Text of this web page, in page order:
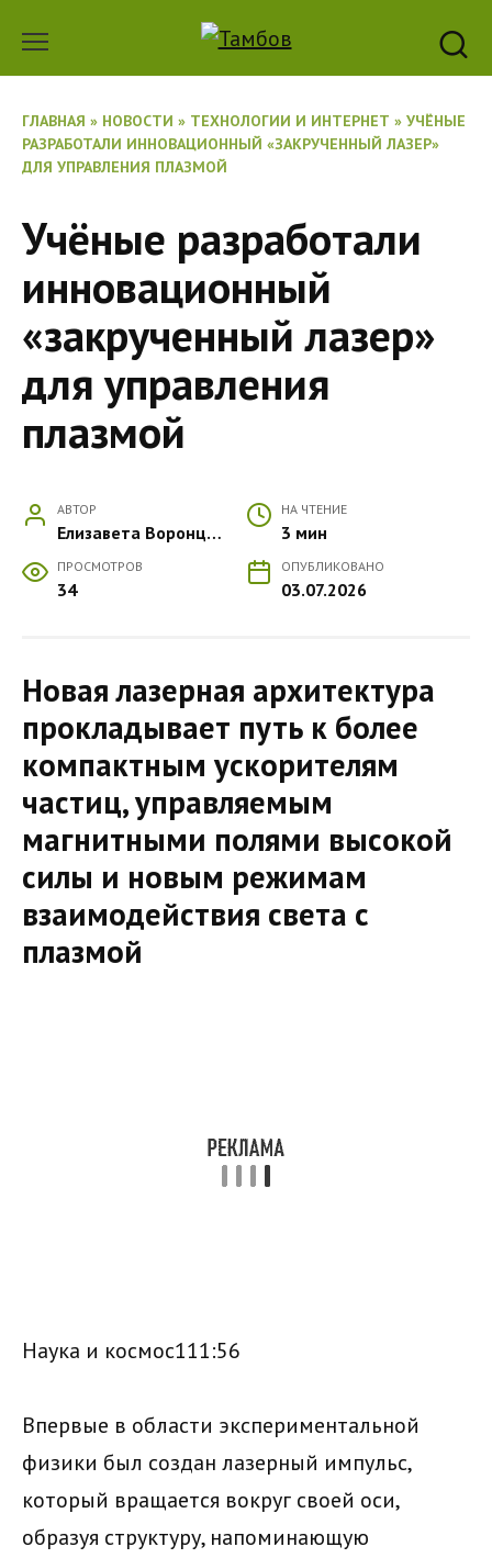
содержанию
ГЛАВНАЯ » НОВОСТИ » ТЕХНОЛОГИИ И ИНТЕРНЕТ » УЧЁНЫЕ
РАЗРАБОТАЛИ ИННОВАЦИОННЫЙ «ЗАКРУЧЕННЫЙ ЛАЗЕР»
ДЛЯ УПРАВЛЕНИЯ ПЛАЗМОЙ
Учёные разработали
инновационный
«закрученный лазер»
для управления
плазмой
АВТОР
Елизавета Воронцова
НА ЧТЕНИЕ
3 мин
ПРОСМОТРОВ
34
ОПУБЛИКОВАНО
03.07.2026
Новая лазерная архитектура
прокладывает путь к более
компактным ускорителям
частиц, управляемым
магнитными полями высокой
силы и новым режимам
взаимодействия света с
плазмой
Наука и космос111:56
Впервые в области экспериментальной
физики был создан лазерный импульс,
который вращается вокруг своей оси,
образуя структуру, напоминающую